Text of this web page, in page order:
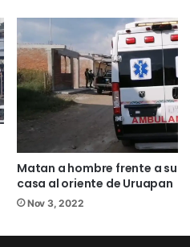
Matan a hombre frente a su
casa al oriente de Uruapan
Nov 3, 2022